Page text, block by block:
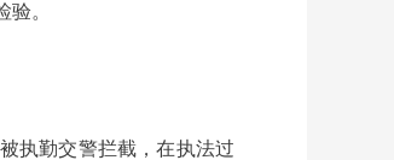
。
执勤交警拦截，在执法过